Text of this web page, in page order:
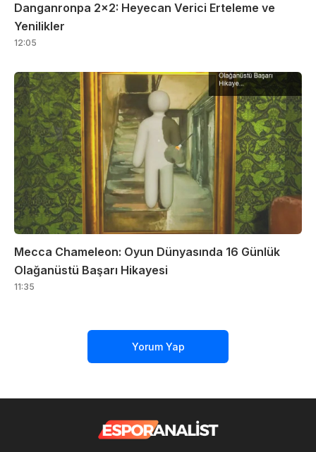
Danganronpa 2×2: Heyecan Verici Erteleme ve
Yenilikler
12:05
Mecca Chameleon: Oyun Dünyasında 16 Günlük
Olağanüstü Başarı Hikayesi
11:35
Yorum Yap